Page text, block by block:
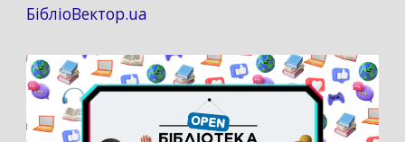
БібліоВектор.ua